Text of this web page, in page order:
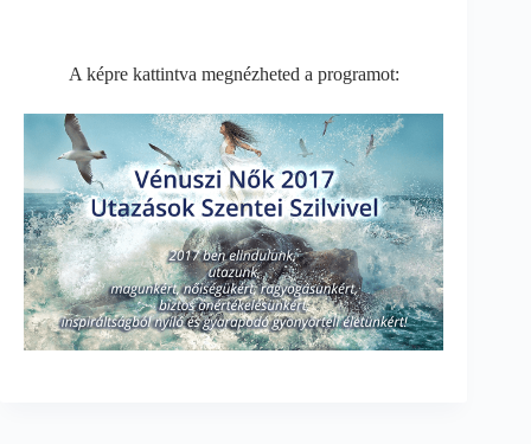
A képre kattintva megnézheted a programot: